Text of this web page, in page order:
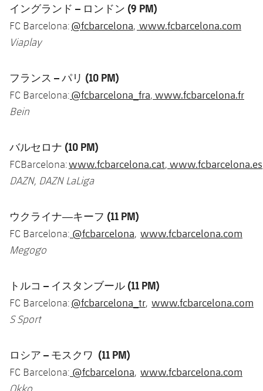
イングランド – ロンドン (9 PM)
FC Barcelona:@fcbarcelona, www.fcbarcelona.com
Viaplay
フランス – パリ (10 PM)
FC Barcelona:@fcbarcelona_fra, www.fcbarcelona.fr
Bein
バルセロナ (10 PM)
FCBarcelona:www.fcbarcelona.cat, www.fcbarcelona.es
DAZN, DAZN LaLiga
ウクライナ―キーフ (11 PM)
FC Barcelona: @fcbarcelona, www.fcbarcelona.com
Megogo
トルコ – イスタンブール (11 PM)
FC Barcelona:@fcbarcelona_tr, www.fcbarcelona.com
S Sport
ロシア – モスクワ (11 PM)
FC Barcelona: @fcbarcelona, www.fcbarcelona.com
Okko